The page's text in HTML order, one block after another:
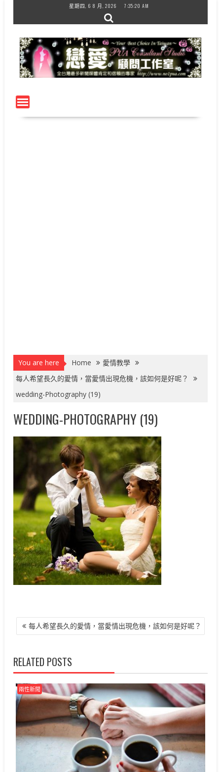
content
星期四, 6 8 月, 2026 7:35:21 AM
You are here Home
愛情教學
每人希望長久的愛情，當愛情出現危機，該如何是好呢？
wedding-Photography (19)
WEDDING-PHOTOGRAPHY (19)
文
章
覽
每人希望長久的愛情，當愛情出現危機，該如何是好呢？
RELATED POSTS
兩性新聞